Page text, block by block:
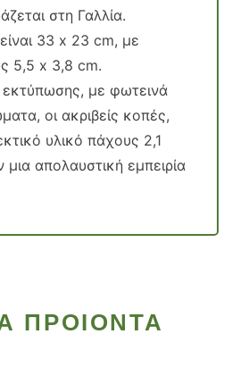
στη Γαλλία.
33 x 23 cm, με
5,5 x 3,8 cm.
με φωτεινά
οι ακριβείς κοπές,
υλικό πάχους 2,1
απολαυστική εμπειρία
ΠΡΟΙΟΝΤΑ